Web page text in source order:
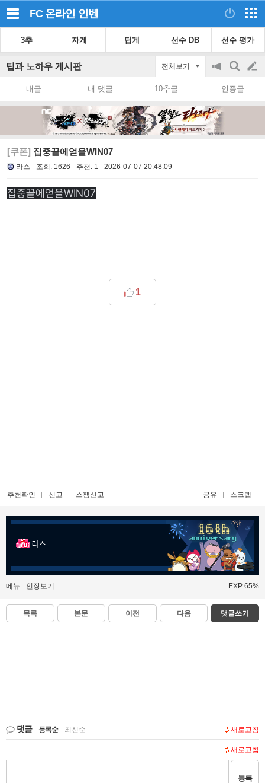
FC 온라인 인벤
3추 자게 팁게 선수 DB 선수 평가
팁과 노하우 게시판 전체보기
공
on/off
검
색
글
쓰
내글 내 댓글 10추글 인증글
[쿠폰] 집중끝에얻을WIN07
라스 조회: 1626 추천: 1 2026-07-07 20:48:09
집중끝에얻을WIN07
1
추천확인 신고 스팸신고 공유 스크랩
라스
메뉴 인장보기 EXP 65%
목록 본문 이전 다음 댓글쓰기
댓글 등록순 최신순 새로고침
새로고침
등록